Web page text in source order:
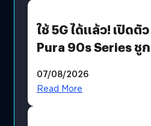
ใช้ 5G ได้แล้ว! เปิดตั
Pura 90s Series ชู
07/08/2026
Read More